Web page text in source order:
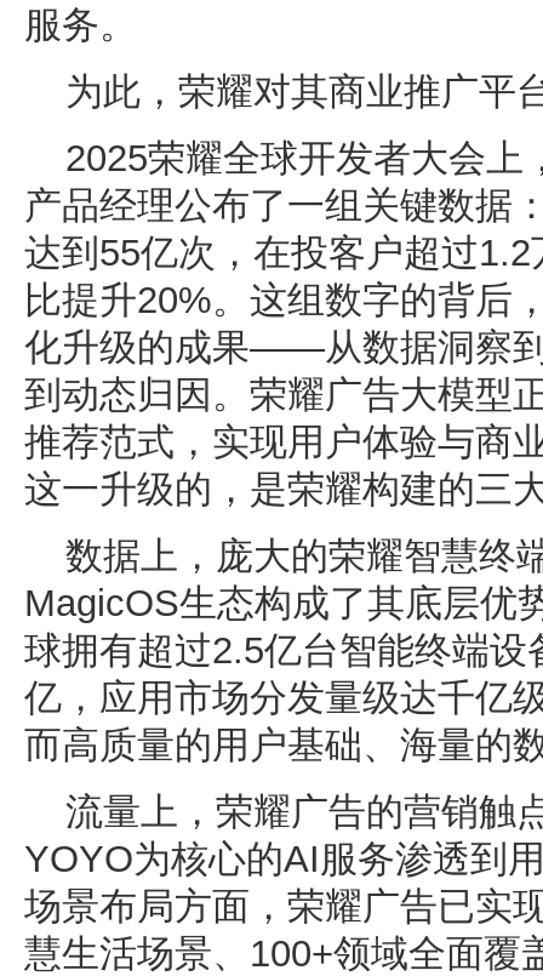
服务。
为此，荣耀对其商业推广平
2025荣耀全球开发者大会上
产品经理公布了一组关键数据
达到55亿次，在投客户超过
比提升20%。这组数字的背后
化升级的成果——从数据洞察
到动态归因。荣耀广告大模型
推荐范式，实现用户体验与商
这一升级的，是荣耀构建的三
数据上，庞大的荣耀智慧终
MagicOS生态构成了其底层优
球拥有超过2.5亿台智能终端
亿，应用市场分发量级达千亿
而高质量的用户基础、海量的
流量上，荣耀广告的营销触
YOYO为核心的AI服务渗透到
场景布局方面，荣耀广告已实
慧生活场景、100+领域全面覆